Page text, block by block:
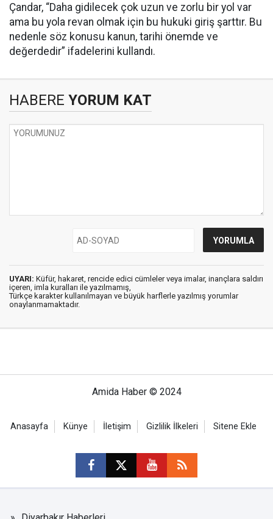
Çandar, “Daha gidilecek çok uzun ve zorlu bir yol var
ama bu yola revan olmak için bu hukuki giriş şarttır. Bu
nedenle söz konusu kanun, tarihi önemde ve
değerdedir” ifadelerini kullandı.
HABERE YORUM KAT
UYARI: Küfür, hakaret, rencide edici cümleler veya imalar, inançlara saldırı
içeren, imla kuralları ile yazılmamış,
Türkçe karakter kullanılmayan ve büyük harflerle yazılmış yorumlar
onaylanmamaktadır.
Amida Haber © 2024
Anasayfa Künye İletişim Gizlilik İlkeleri Sitene Ekle